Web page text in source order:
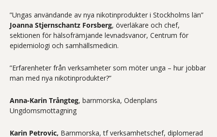
”Ungas användande av nya nikotinprodukter i Stockholms län”
Joanna Stjernschantz Forsberg, överläkare och chef,
sektionen för hälsofrämjande levnadsvanor, Centrum för
epidemiologi och samhällsmedicin.
”Erfarenheter från verksamheter som möter unga ­– ­hur jobbar
man med nya nikotinprodukter?”
Anna-Karin Trångteg, barnmorska, Odenplans
Ungdomsmottagning
Karin Petrovic, Barnmorska, tf verksamhetschef, diplomerad